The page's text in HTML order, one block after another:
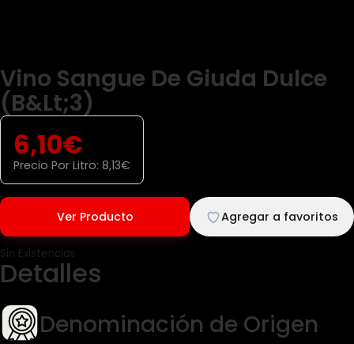
Vino Sangue De Giuda Dulce
(B&Lt;3)
6,10€
Precio Por Litro: 8,13€
Ver Producto Agregar a favoritos
Sin Existencias
Detalles
Denominación de Origen